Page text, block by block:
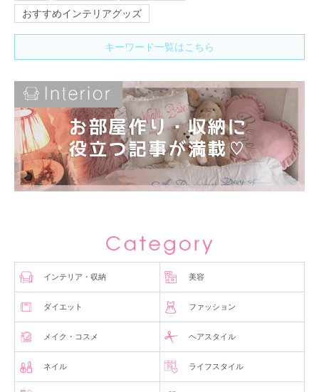
おすすめインテリアグッズ
キーワード一覧はこちら
インテリア・収納 美容
ダイエット ファッション
メイク・コスメ ヘアスタイル
ネイル ライフスタイル